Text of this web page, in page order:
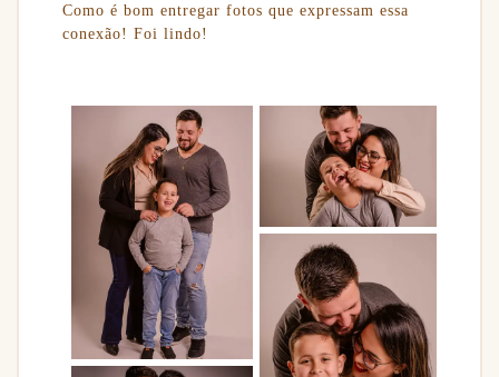
Como é bom entregar fotos que expressam essa
conexão! Foi lindo!